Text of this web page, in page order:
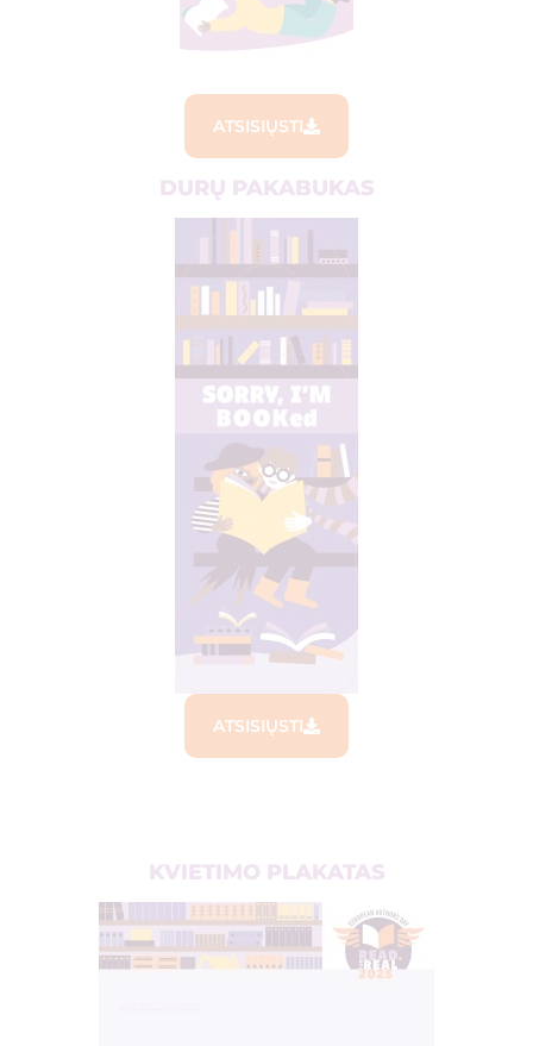
ATSISIŲSTI
DURŲ PAKABUKAS
ATSISIŲSTI
KVIETIMO PLAKATAS